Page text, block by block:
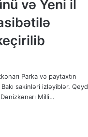
və Yeni il
Parka və paytaxtın
sakinləri izləyiblər. Qeyd
Milli…